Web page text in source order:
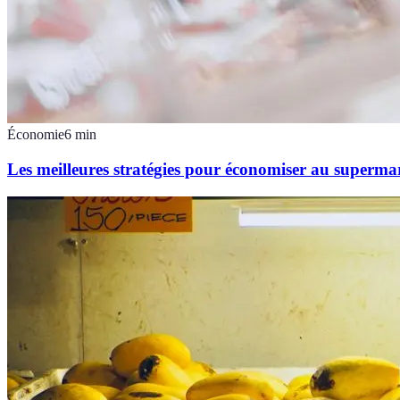
Économie6 min
Les meilleures stratégies pour économiser au